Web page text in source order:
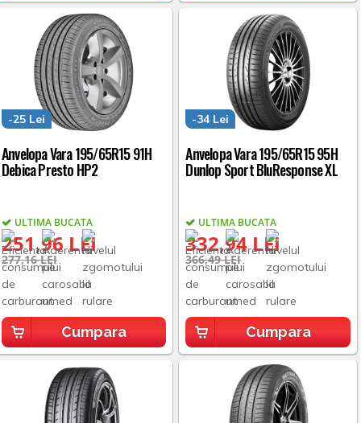
Anvelopa Vara 195/65R15 91H
Debica Presto HP2
ULTIMA BUCATA
251,96 LEI
-25 Lei
277,16 LEI
Cumpara
Anvelopa Vara 195/65R15 95H
Dunlop Sport BluResponse XL
ULTIMA BUCATA
332,94 LEI
-34 Lei
366,49 LEI
Cumpara